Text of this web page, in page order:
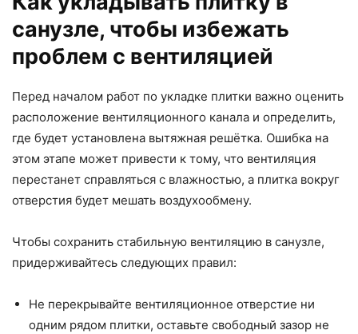
санузле, чтобы избежать
проблем с вентиляцией
Перед началом работ по укладке плитки важно оценить
расположение вентиляционного канала и определить,
где будет установлена вытяжная решётка. Ошибка на
этом этапе может привести к тому, что вентиляция
перестанет справляться с влажностью, а плитка вокруг
отверстия будет мешать воздухообмену.
Чтобы сохранить стабильную вентиляцию в санузле,
придерживайтесь следующих правил:
Не перекрывайте вентиляционное отверстие ни
одним рядом плитки, оставьте свободный зазор не